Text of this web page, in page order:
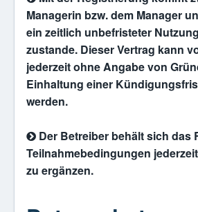
Managerin bzw. dem Manager
ein zeitlich unbefristeter
zustande. Dieser Vertrag kann
jederzeit ohne Angabe von
Einhaltung einer
werden.
Der Betreiber behält sich das
Teilnahmebedingungen
zu ergänzen.